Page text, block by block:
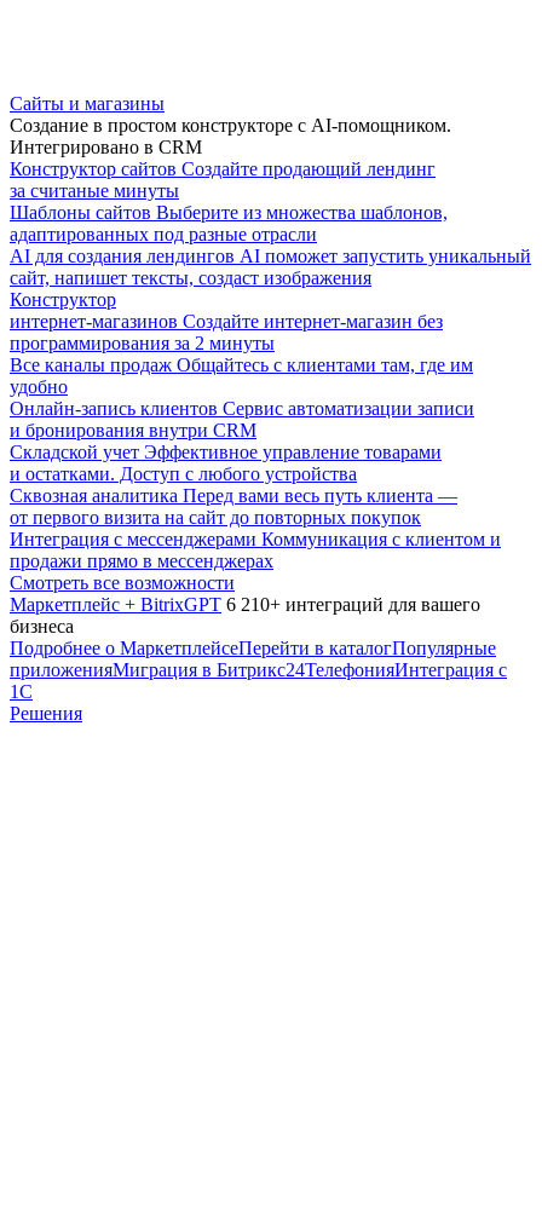
Сайты и магазины
Создание в простом конструкторе с AI-помощником.
Интегрировано в CRM
Конструктор сайтов Создайте продающий лендинг
за считаные минуты
Шаблоны сайтов Выберите из множества шаблонов,
адаптированных под разные отрасли
AI для создания лендингов AI поможет запустить уникальный
сайт, напишет тексты, создаст изображения
Конструктор
интернет-магазинов Создайте интернет-магазин без
программирования за 2 минуты
Все каналы продаж Общайтесь с клиентами там, где им
удобно
Онлайн-запись клиентов Сервис автоматизации записи
и бронирования внутри CRM
Складской учет Эффективное управление товарами
и остатками. Доступ с любого устройства
Сквозная аналитика Перед вами весь путь клиента —
от первого визита на сайт до повторных покупок
Интеграция с мессенджерами Коммуникация с клиентом и
продажи прямо в мессенджерах
Смотреть все возможности
Маркетплейс + BitrixGPT 6 210+ интеграций для вашего
бизнеса
Подробнее о МаркетплейсеПерейти в каталогПопулярные
приложенияМиграция в Битрикс24ТелефонияИнтеграция с
1С
Решения